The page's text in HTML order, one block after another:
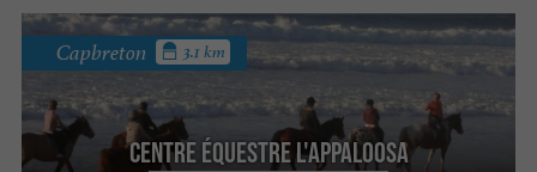
Centre Équestre L'Appaloosa
Capbreton 3.1 km